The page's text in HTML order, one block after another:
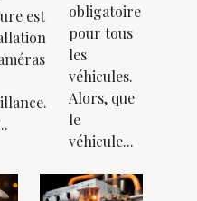
est
obligatoire
pour tous
les
véhicules.
Alors, que
le
véhicule...